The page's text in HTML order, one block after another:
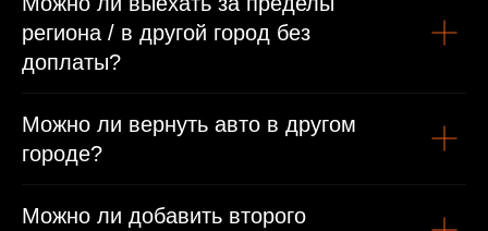
региона / в другой город без
доплаты?
Можно ли вернуть авто в другом
городе?
Можно ли добавить второго